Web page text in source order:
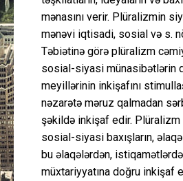
mənasını verir. Plüralizmin
mənəvi iqtisadi, sosial və s.
Təbiətinə görə plüralizm
sosial-siyasi münasibətlərin
meyillərinin inkişafını
nəzarətə məruz qalmadan
şəkildə inkişaf edir.
sosial-siyasi baxışların,
bu əlaqələrdən,
müxtariyyatına doğru inkişaf